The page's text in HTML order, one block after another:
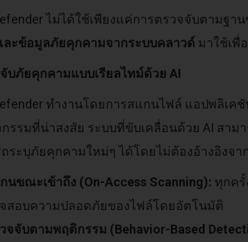
ไม่ได้ใช้เพียงแค่การตรวจจับตามฐ
ะข้อมูลภัยคุกคามจากระบบคลาวด์ มาใช้เพื่
บภัยคุกคามแบบเรียลไทม์ด้วย AI
ทำงานโดยการสแกนไฟล์ แอปพลิเค
รรมที่น่าสงสัย ระบบที่ขับเคลื่อนด้วย AI สาม
ระบุภัยคุกคามใหม่ๆ ได้โดยไม่ต้องอ้างอิงจา
นขณะเข้าถึง (On-Access Scanning): ทุกครั้
สอบความปลอดภัยของไฟล์โดยอัตโนมัติ
จจับตามพฤติกรรม (Behavior-Based